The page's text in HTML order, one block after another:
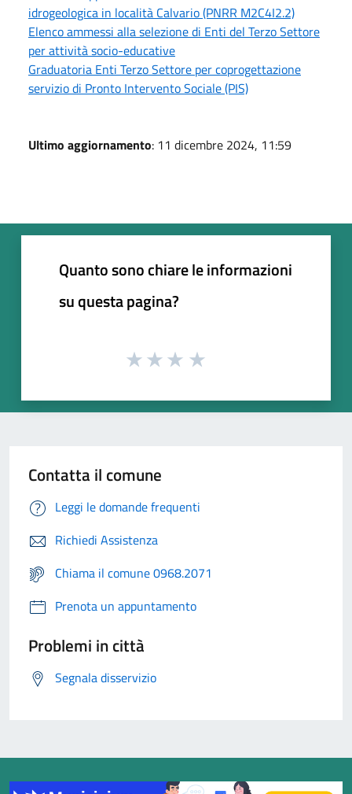
idrogeologica in località Calvario (PNRR M2C4I2.2)
Elenco ammessi alla selezione di Enti del Terzo Settore
per attività socio-educative
Graduatoria Enti Terzo Settore per coprogettazione
servizio di Pronto Intervento Sociale (PIS)
Ultimo aggiornamento: 11 dicembre 2024, 11:59
Quanto sono chiare le informazioni
su questa pagina?
Contatta il comune
Leggi le domande frequenti
Richiedi Assistenza
Chiama il comune 0968.2071
Prenota un appuntamento
Problemi in città
Segnala disservizio